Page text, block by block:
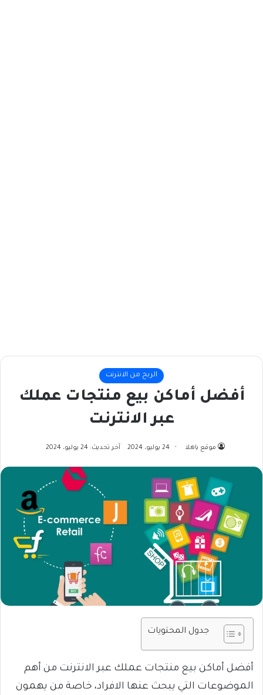
الربح من الانترنت
أفضل أماكن بيع منتجات عملك
عبر الانترنت
موقع ياهلا 24 يوليو، 2024 آخر تحديث: 24 يوليو، 2024
جدول المحتويات
أفضل أماكن بيع منتجات عملك عبر الانترنت من أهم
الموضوعات التي يبحث عنها الافراد، خاصة من يهمون